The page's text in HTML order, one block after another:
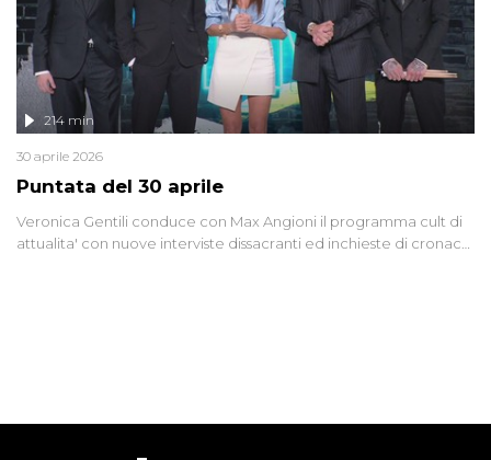
Puntata del 30 aprile
214 min
30 aprile 2026
Veronica Gentili conduce con Max Angioni il programma cult di
attualita' con nuove interviste dissacranti ed inchieste di cronaca